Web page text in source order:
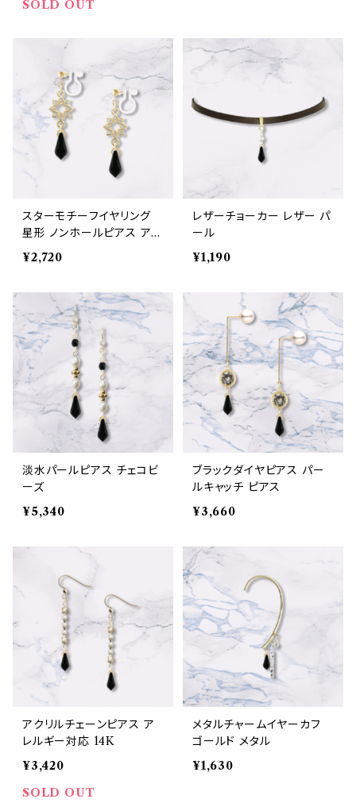
SOLD OUT
スターモチーフイヤリング
星形 ノンホールピアス アレ
ルギー対応
¥2,720
レザーチョーカー レザー パ
ール
¥1,190
淡水パールピアス チェコビ
ーズ
¥5,340
ブラックダイヤピアス パー
ルキャッチ ピアス
¥3,660
アクリルチェーンピアス ア
レルギー対応 14K
¥3,420
SOLD OUT
メタルチャームイヤーカフ
ゴールド メタル
¥1,630